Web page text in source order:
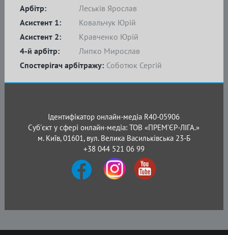
Арбітр:
Леськів Ярослав
Асистент 1:
Ковальчук Юрій
Асистент 2:
Кравченко Юрій
4-й арбітр:
Липко Мирослав
Спостерігач арбітражу: Соботюк Сергій
Ідентифікатор онлайн-медіа R40-05906
Суб'єкт у сфері онлайн-медіа: ТОВ «ПРЕМ’ЄР-ЛІГА.»
м. Київ, 01601, вул. Велика Васильківська 23-Б
+38 044 521 06 99